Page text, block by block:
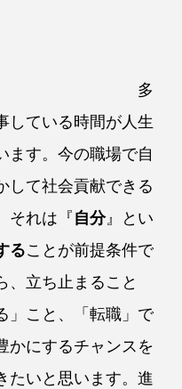
している時間が人生
ます。今の職場で自
して社会貢献できる
それは『自分』とい
ることが前提条件で
、立ち止まること
」こと、「転職」で
かにするチャンスを
たいと思います。進